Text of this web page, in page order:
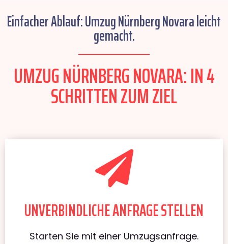
Einfacher Ablauf: Umzug Nürnberg Novara leicht
gemacht.
UMZUG NÜRNBERG NOVARA: IN 4
SCHRITTEN ZUM ZIEL
UNVERBINDLICHE ANFRAGE STELLEN
Starten Sie mit einer Umzugsanfrage.